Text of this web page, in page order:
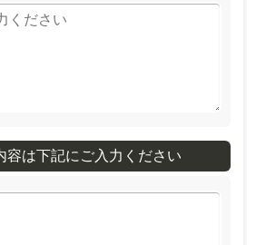
容は下記にご入力ください